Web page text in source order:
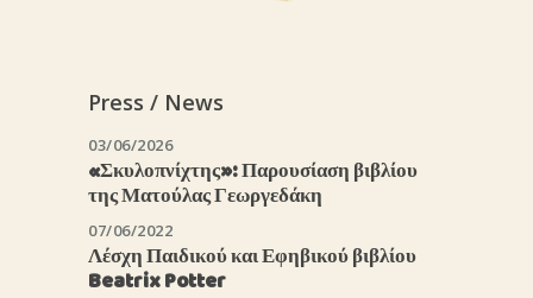
Press / News
03/06/2026
«Σκυλοπνίχτης»: Παρουσίαση βιβλίου
της Ματούλας Γεωργεδάκη
07/06/2022
Λέσχη Παιδικού και Εφηβικού βιβλίου
Beatrix Potter